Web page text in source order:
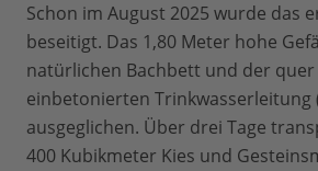
Schon im August 2025 wurde das
beseitigt. Das 1,80 Meter hohe
natürlichen Bachbett und der
einbetonierten Trinkwasserleitung
ausgeglichen. Über drei Tage
400 Kubikmeter Kies und